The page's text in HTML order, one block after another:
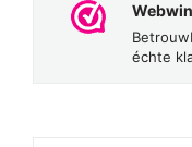
échte